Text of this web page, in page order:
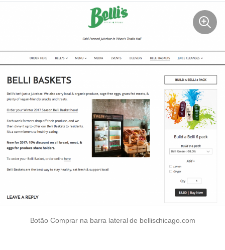
Botão Comprar na barra lateral de bellischicago.com